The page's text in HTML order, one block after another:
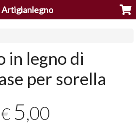
Artigianlegno
in legno di
per sorella
€ 5,00